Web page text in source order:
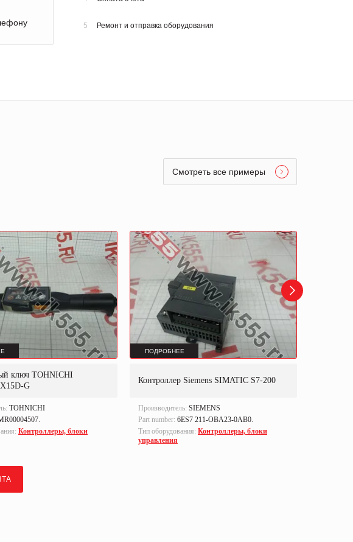
5 Ремонт и отправка оборудования
Смотреть все примеры
ключ TOHNICHI
G
TOHNICHI
Контроллеры, блоки
ПОДРОБНЕЕ
Контроллер Siemens SIMATIC S7-200
Производитель: SIEMENS
Part number: 6ES7 211-OBA23-0AB0.
Тип оборудования: Контроллеры, блоки
управления